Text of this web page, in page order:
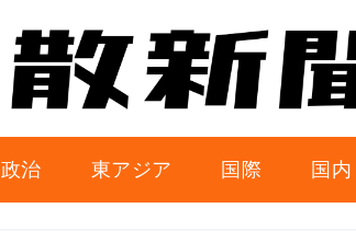
政治 東アジア 国際 国内